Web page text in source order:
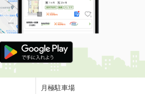
月極駐車場